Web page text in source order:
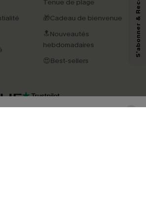
Tenue de plage
🎁Cadeau de bienvenue
🔝Nouveautés
hebdomadaires
😍Best-sellers
4.3
contenu généré par l'IA) de Cupshe et
collectées sur notre site ainsi que des
ouverts, de mesurer votre engagement, de
et nos offres, et de vous recommander des
vous intéresser, conformément à notre
Politique de
vous désabonner à tout moment.